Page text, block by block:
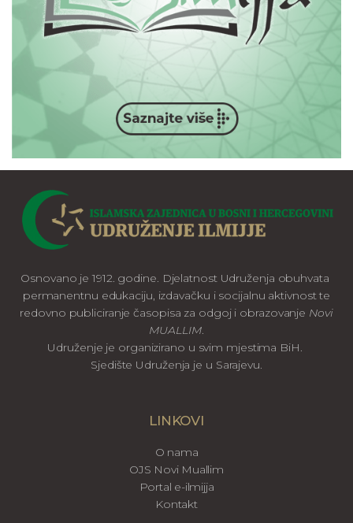
Osnovano je 1912. godine. Djelatnost Udruženja obuhvata
permanentnu edukaciju, izdavačku i socijalnu aktivnost te
redovno publiciranje časopisa za odgoj i obrazovanje Novi
MUALLIM.
Udruženje je organizirano u svim mjestima BiH.
Sjedište Udruženja je u Sarajevu.
LINKOVI
O nama
OJS Novi Muallim
Portal e-ilmijja
Kontakt